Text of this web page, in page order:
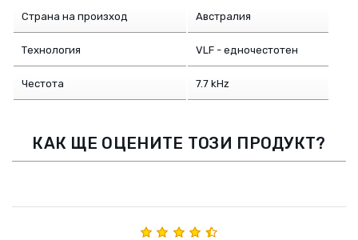
Страна на произход Австралия
Технология VLF - едночестотен
Честота 7.7 kHz
КАК ЩЕ ОЦЕНИТЕ ТОЗИ ПРОДУКТ?